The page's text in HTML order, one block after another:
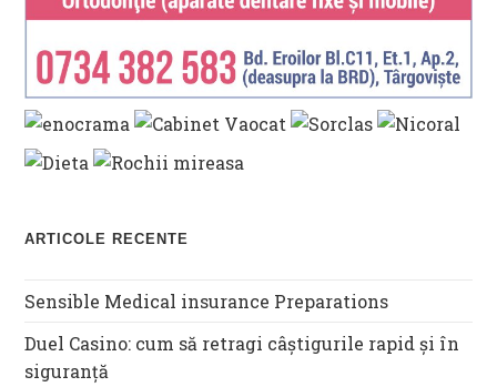
ARTICOLE RECENTE
Sensible Medical insurance Preparations
Duel Casino: cum să retragi câștigurile rapid și în
siguranță